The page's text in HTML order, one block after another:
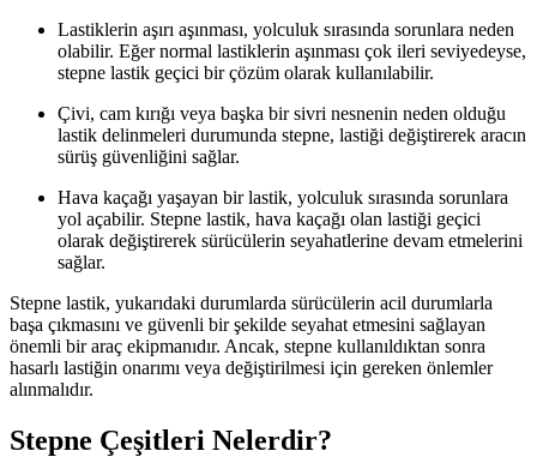
Lastiklerin aşırı aşınması, yolculuk sırasında sorunlara neden
olabilir. Eğer normal lastiklerin aşınması çok ileri seviyedeyse,
stepne lastik geçici bir çözüm olarak kullanılabilir.
Çivi, cam kırığı veya başka bir sivri nesnenin neden olduğu
lastik delinmeleri durumunda stepne, lastiği değiştirerek aracın
sürüş güvenliğini sağlar.
Hava kaçağı yaşayan bir lastik, yolculuk sırasında sorunlara
yol açabilir. Stepne lastik, hava kaçağı olan lastiği geçici
olarak değiştirerek sürücülerin seyahatlerine devam etmelerini
sağlar.
Stepne lastik, yukarıdaki durumlarda sürücülerin acil durumlarla
başa çıkmasını ve güvenli bir şekilde seyahat etmesini sağlayan
önemli bir araç ekipmanıdır. Ancak, stepne kullanıldıktan sonra
hasarlı lastiğin onarımı veya değiştirilmesi için gereken önlemler
alınmalıdır.
Stepne Çeşitleri Nelerdir?